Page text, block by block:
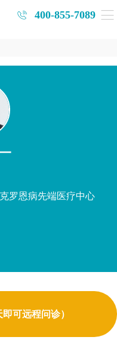
400-855-7089
罗恩病先端医疗中心
即可远程问诊）